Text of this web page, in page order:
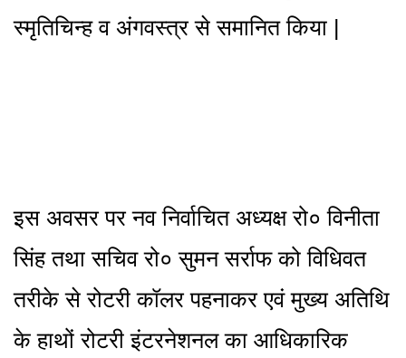
स्मृतिचिन्ह व अंगवस्त्र से समानित किया |
इस अवसर पर नव निर्वाचित अध्यक्ष रो० विनीता
सिंह तथा सचिव रो० सुमन सर्राफ को विधिवत
तरीके से रोटरी कॉलर पहनाकर एवं मुख्य अतिथि
के हाथों रोटरी इंटरनेशनल का आधिकारिक